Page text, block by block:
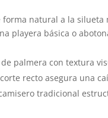
forma natural a la
playera básica o
palmera con textura
recto asegura una
tradicional